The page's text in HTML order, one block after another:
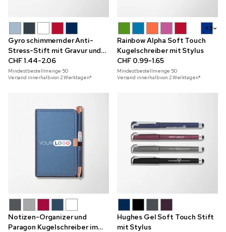
Gyro schimmernder Anti-
Stress-Stift mit Gravur und
Stylus-Spitze
CHF 1.44-2.06
Mindestbestellmenge 50
Versand innerhalb von 2 Werktagen*
+3
Rainbow Alpha Soft Touch
Kugelschreiber mit Stylus
CHF 0.99-1.65
Mindestbestellmenge 50
Versand innerhalb von 2 Werktagen*
Notizen-Organizer und
Paragon Kugelschreiber im
Hughes Gel Soft Touch Stift
mit Stylus